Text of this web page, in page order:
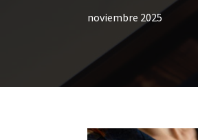
noviembre 2025